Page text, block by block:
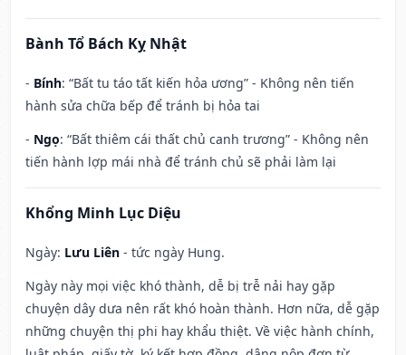
Bành Tổ Bách Kỵ Nhật
- Bính: “Bất tu táo tất kiến hỏa ương” - Không nên tiến
hành sửa chữa bếp để tránh bị hỏa tai
- Ngọ: “Bất thiêm cái thất chủ canh trương” - Không nên
tiến hành lợp mái nhà để tránh chủ sẽ phải làm lại
Khổng Minh Lục Diệu
Ngày: Lưu Liên - tức ngày Hung.
Ngày này mọi việc khó thành, dễ bị trễ nải hay gặp
chuyện dây dưa nên rất khó hoàn thành. Hơn nữa, dễ gặp
những chuyện thị phi hay khẩu thiệt. Về việc hành chính,